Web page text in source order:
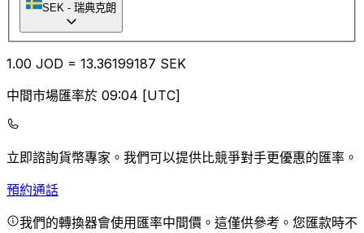
SEK - 瑞典克朗
1.00 JOD = 13.36199187 SEK
中間市場匯率於 09:04 [UTC]
立即諮詢貨幣專家。 我們可以提供比競爭對手更優惠的匯率。
預約通話
我們的轉換器會使用匯率中間價。這僅供參考。您匯款時不